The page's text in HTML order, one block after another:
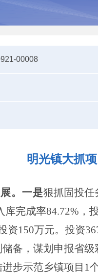
00008
明光镇大抓
。 一是狠抓固投任
库完成率84.72% ，
资150万元。 投资
备 ， 谋划申报省级
步示范乡镇项目 1